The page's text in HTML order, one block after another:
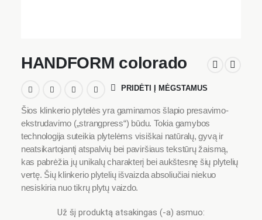
HANDFORM colorado
PRIDĖTI Į MĖGSTAMUS
Šios klinkerio plytelės yra gaminamos šlapio presavimo-
ekstrudavimo („strangpress“) būdu. Tokia gamybos
technologija suteikia plytelėms visiškai natūralų, gyvą ir
neatsikartojantį atspalvių bei paviršiaus tekstūrų žaismą,
kas pabrėžia jų unikalų charakterį bei aukštesnę šių plytelių
vertę. Šių klinkerio plytelių išvaizda absoliučiai niekuo
nesiskiria nuo tikrų plytų vaizdo.
Už šį produktą atsakingas (-a) asmuo: